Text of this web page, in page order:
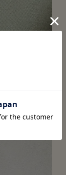
トを追求。